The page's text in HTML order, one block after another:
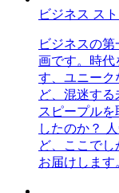
ビジネス ス
ビジネスの
画です。時代
す、ユニーク
ど、混迷す
スピープル
したのか？
ど、ここで
お届けします